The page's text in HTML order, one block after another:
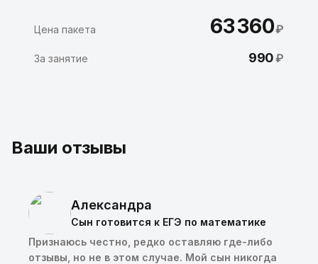
Цена пакета 63 360₽
За занятие 990₽
Ваши отзывы
Александра
Сын готовится к ЕГЭ по математике
Признаюсь честно, редко оставляю где-либо
отзывы, но не в этом случае. Мой сын никогда